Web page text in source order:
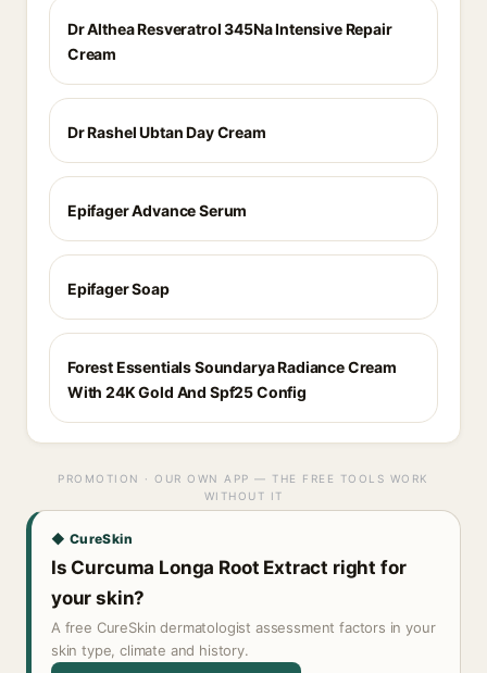
Dr Althea Resveratrol 345Na Intensive Repair
Cream
Dr Rashel Ubtan Day Cream
Epifager Advance Serum
Epifager Soap
Forest Essentials Soundarya Radiance Cream
With 24K Gold And Spf25 Config
PROMOTION · OUR OWN APP — THE FREE TOOLS WORK
WITHOUT IT
◆ CureSkin
Is Curcuma Longa Root Extract right for
your skin?
A free CureSkin dermatologist assessment factors in your
skin type, climate and history.